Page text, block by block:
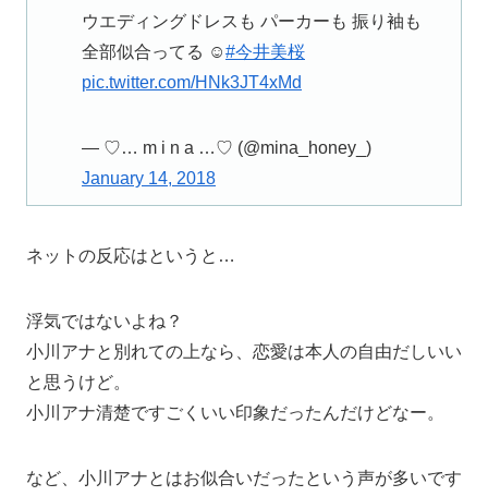
ウエディングドレスも パーカーも 振り袖も
全部似合ってる ☺︎#今井美桜
pic.twitter.com/HNk3JT4xMd
— ♡… m i n a …♡ (@mina_honey_)
January 14, 2018
ネットの反応はというと…
浮気ではないよね？
小川アナと別れての上なら、恋愛は本人の自由だしいい
と思うけど。
小川アナ清楚ですごくいい印象だったんだけどなー。
など、小川アナとはお似合いだったという声が多いです